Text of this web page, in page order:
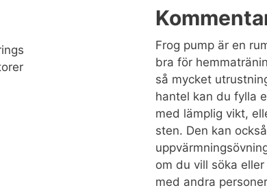
Frog pump är en
bra för
så mycket
hantel kan du fylla
med lämplig vikt,
sten. Den kan
om du vill söka
med andra